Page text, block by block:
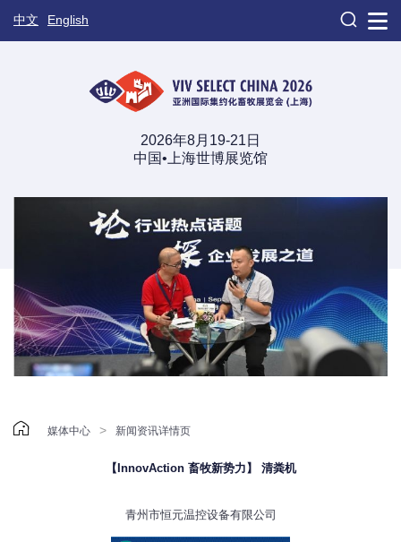
中文 English 
2026年8月19-21日
中国•上海世博展览馆
 媒体中心 > 新闻资讯详情页
【InnovAction 畜牧新势力】 清粪机
青州市恒元温控设备有限公司